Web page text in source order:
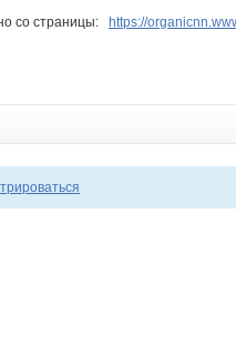
со страницы: https://